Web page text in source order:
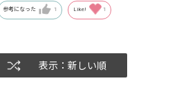
す。 リピートしたいと思っていま
参考になった 1 Like! 1
表示：新しい順